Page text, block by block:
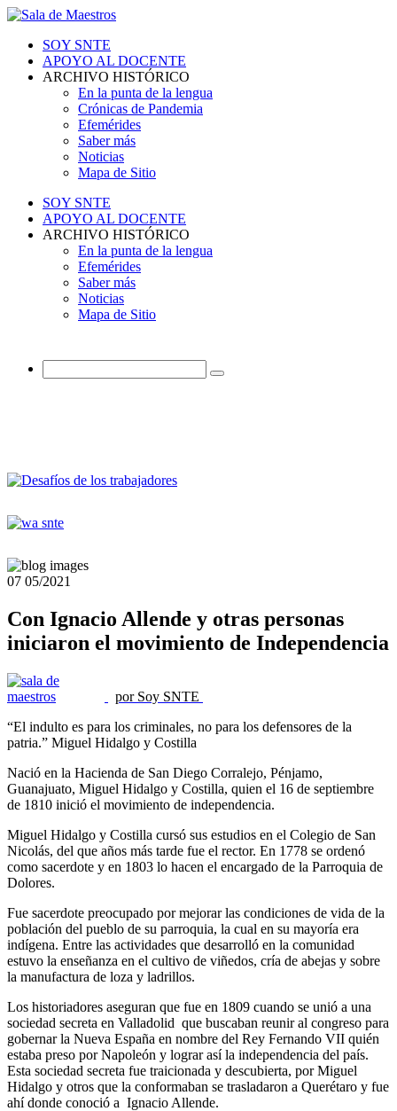
SOY SNTE
APOYO AL DOCENTE
ARCHIVO HISTÓRICO
En la punta de la lengua
Crónicas de Pandemia
Efemérides
Saber más
Noticias
Mapa de Sitio
SOY SNTE
APOYO AL DOCENTE
ARCHIVO HISTÓRICO
En la punta de la lengua
Efemérides
Saber más
Noticias
Mapa de Sitio
07 05/2021
Con Ignacio Allende y otras personas
iniciaron el movimiento de Independencia
por Soy SNTE
“El indulto es para los criminales, no para los defensores de la
patria.” Miguel Hidalgo y Costilla
Nació en la Hacienda de San Diego Corralejo, Pénjamo,
Guanajuato, Miguel Hidalgo y Costilla, quien el 16 de septiembre
de 1810 inició el movimiento de independencia.
Miguel Hidalgo y Costilla cursó sus estudios en el Colegio de San
Nicolás, del que años más tarde fue el rector. En 1778 se ordenó
como sacerdote y en 1803 lo hacen el encargado de la Parroquia de
Dolores.
Fue sacerdote preocupado por mejorar las condiciones de vida de la
población del pueblo de su parroquia, la cual en su mayoría era
indígena. Entre las actividades que desarrolló en la comunidad
estuvo la enseñanza en el cultivo de viñedos, cría de abejas y sobre
la manufactura de loza y ladrillos.
Los historiadores aseguran que fue en 1809 cuando se unió a una
sociedad secreta en Valladolid que buscaban reunir al congreso para
gobernar la Nueva España en nombre del Rey Fernando VII quién
estaba preso por Napoleón y lograr así la independencia del país.
Esta sociedad secreta fue traicionada y descubierta, por Miguel
Hidalgo y otros que la conformaban se trasladaron a Querétaro y fue
ahí donde conoció a Ignacio Allende.